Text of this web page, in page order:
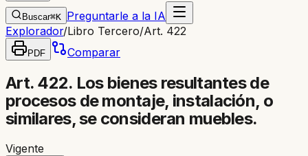
Buscar⌘K Preguntarle a la IA
Explorador/Libro Tercero/Art. 422
PDF Comparar
Art. 422. Los bienes resultantes de
procesos de montaje, instalación, o
similares, se consideran muebles.
Vigente